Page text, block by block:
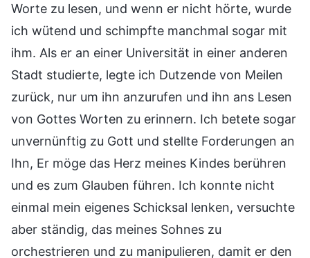
Worte zu lesen, und wenn er nicht hörte, wurde
ich wütend und schimpfte manchmal sogar mit
ihm. Als er an einer Universität in einer anderen
Stadt studierte, legte ich Dutzende von Meilen
zurück, nur um ihn anzurufen und ihn ans Lesen
von Gottes Worten zu erinnern. Ich betete sogar
unvernünftig zu Gott und stellte Forderungen an
Ihn, Er möge das Herz meines Kindes berühren
und es zum Glauben führen. Ich konnte nicht
einmal mein eigenes Schicksal lenken, versuchte
aber ständig, das meines Sohnes zu
orchestrieren und zu manipulieren, damit er den